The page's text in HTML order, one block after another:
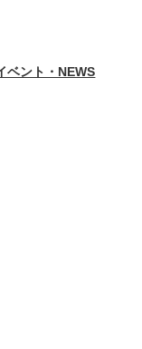
ベント・NEWS